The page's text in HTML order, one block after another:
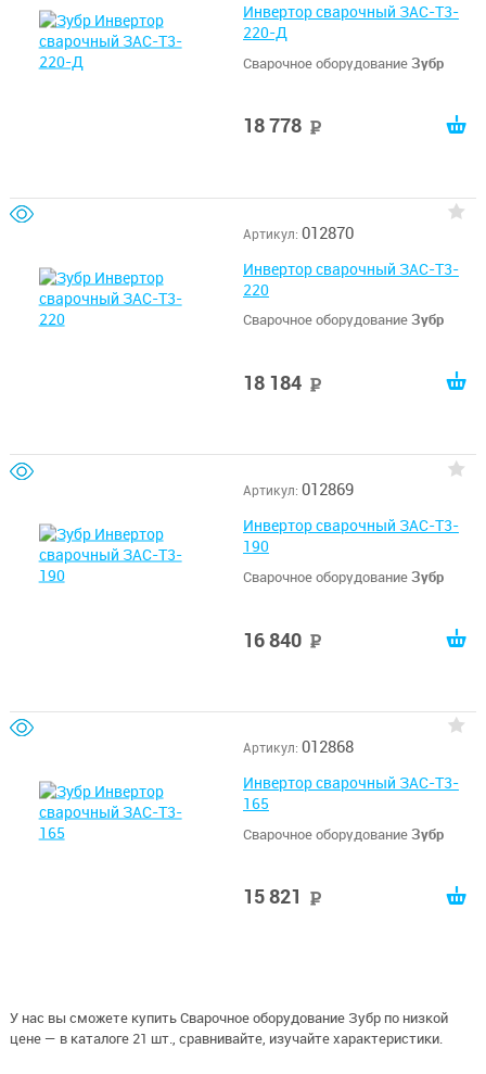
Инвертор сварочный ЗАС-Т3-
220-Д
Сварочное оборудованиеЗубр
18 778
Артикул: 012870
Инвертор сварочный ЗАС-Т3-
220
Сварочное оборудованиеЗубр
18 184
Артикул: 012869
Инвертор сварочный ЗАС-Т3-
190
Сварочное оборудованиеЗубр
16 840
Артикул: 012868
Инвертор сварочный ЗАС-Т3-
165
Сварочное оборудованиеЗубр
15 821
У нас вы сможете купить Сварочное оборудование Зубр по низкой
цене — в каталоге 21 шт., сравнивайте, изучайте характеристики.